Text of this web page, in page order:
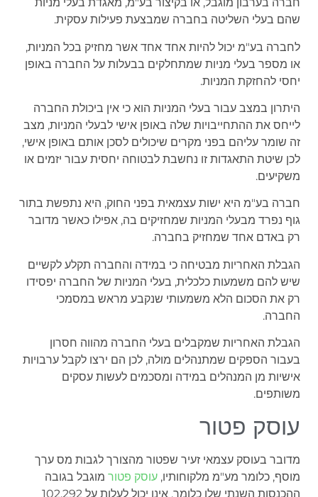
שהם בעלי השליטה בחברה שמבצעת פעילות עסקית.
לחברה בע"מ יכול להיות אחד אחד אשר מחזיק בכל המניות,
או מספר בעלי מניות שמתחלקים בבעלות על החברה באופן
יחסי להחזקת המניות.
היתרון במצב עבור בעלי המניות הוא כי אין ביכולת החברה
לייחס את ההתחייבויות שלה באופן אישי לבעלי המניות, מצב
זה שומר עליהם בפני מקרים שיכולים לסכן אותם באופן אישי,
לכן שיטת התאגדות זו נחשבת לבטוחה יחסית עבור יזמים או
משקיעים.
חברה בע"מ היא ישות עצמאית בפני החוק, היא נתפשת בתור
גוף נפרד מבעלי המניות שמחזיקים בה, אפילו כאשר מדובר
רק באדם אחד שמחזיק בחברה.
הגבלת האחריות מבטיחה כי במידה והחברה תקלע לקשיים
שיש להם משמעות כלכלית, בעלי המניות של החברה יפסידו
רק את הסכום הלא משמעותי שנקבע מראש במסמכי
החברה.
הגבלת האחריות שמקבלים בעלי החברה מהווה חסרון
בעבור הספקים שמתנהלים מולה, לכן הם ירצו לקבל ערבויות
אישיות מן המנהלים במידה ומסכמים לעשות עסקים
משותפים.
עוסק פטור
מדובר בעוסק עצמאי זעיר שפטור מהצורך לגבות מס ערך
מוסף, כלומר מע"מ מלקוחותיו, עוסק פטור מוגבל בגובה
ההכנסות השנתי שלו כלומר, אינו יכול לעלות על 102,292